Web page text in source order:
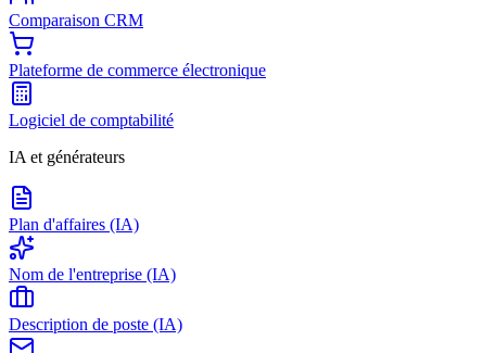
Comparaison CRM
Plateforme de commerce électronique
Logiciel de comptabilité
IA et générateurs
Plan d'affaires (IA)
Nom de l'entreprise (IA)
Description de poste (IA)